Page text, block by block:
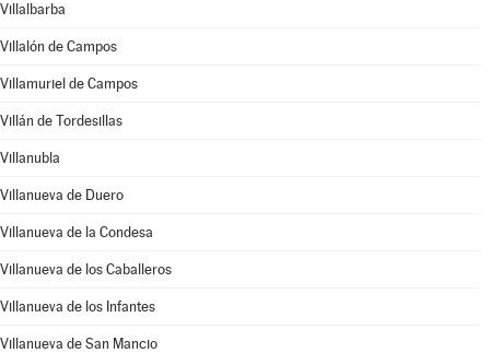
Villalbarba
Villalón de Campos
Villamuriel de Campos
Villán de Tordesillas
Villanubla
Villanueva de Duero
Villanueva de la Condesa
Villanueva de los Caballeros
Villanueva de los Infantes
Villanueva de San Mancio